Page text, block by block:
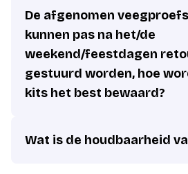
De afgenomen
kunnen pas na het/de
weekend/feestdagen
gestuurd worden, hoe
kits het best bewaard?
Wat is de houdbaarheid